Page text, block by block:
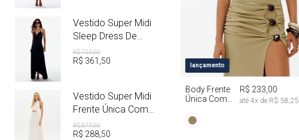
Vestido Super Midi
Sleep Dress De
Cetim Com Metal
R$723,00
R$ 361 50
Vestido Super Midi
Frente Única Com
Linho
R$577,00
R$ 288, 50
lançamento
Body Frente
Única Com
R$ 233,00
até 4x de R$ 58,25